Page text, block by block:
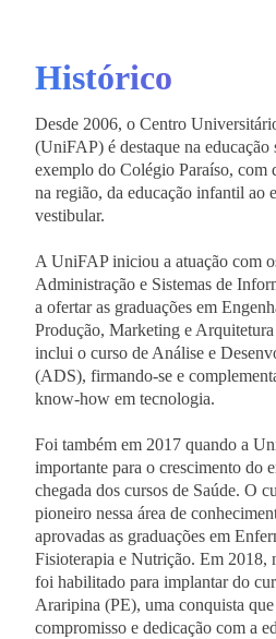
Histórico
Desde 2006, o Centro
(UniFAP) é destaque na
exemplo do Colégio Paraíso, com
na região, da educação infantil ao
vestibular.
A UniFAP iniciou a atuação com
Administração e Sistemas de
a ofertar as graduações em
Produção, Marketing e
inclui o curso de Análise e
(ADS), firmando-se e
know-how em tecnologia.
Foi também em 2017 quando a
importante para o crescimento do
chegada dos cursos de Saúde. O
pioneiro nessa área de
aprovadas as graduações em
Fisioterapia e Nutrição. Em 2018,
foi habilitado para implantar do
Araripina (PE), uma conquista
compromisso e dedicação com a